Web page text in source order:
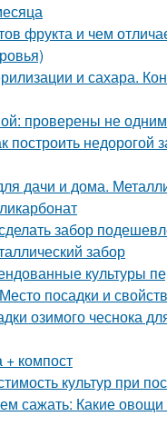
фрукта и чем
и сахара.
проверены не
недорогой
дачи и дома.
забор
забор
культуры
посадки и
озимого чеснока
компост
культур при
сажать: Какие